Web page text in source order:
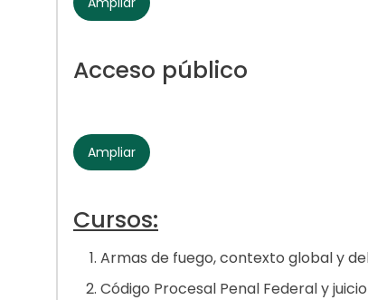
Acceso público
Ampliar
Cursos:
Armas de fuego, contexto global y
Código Procesal Penal Federal y